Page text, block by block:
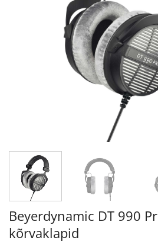
Beyerdynamic DT 990
kõrvaklapid